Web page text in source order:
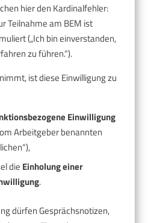
hier den Kardinalfehler:
Teilnahme am BEM ist
(„Ich bin einverstanden,
zu führen.“).
ist diese Einwilligung zu
Einwilligung
Arbeitgeber benannten
die Einholung einer
.
dürfen Gesprächsnotizen,